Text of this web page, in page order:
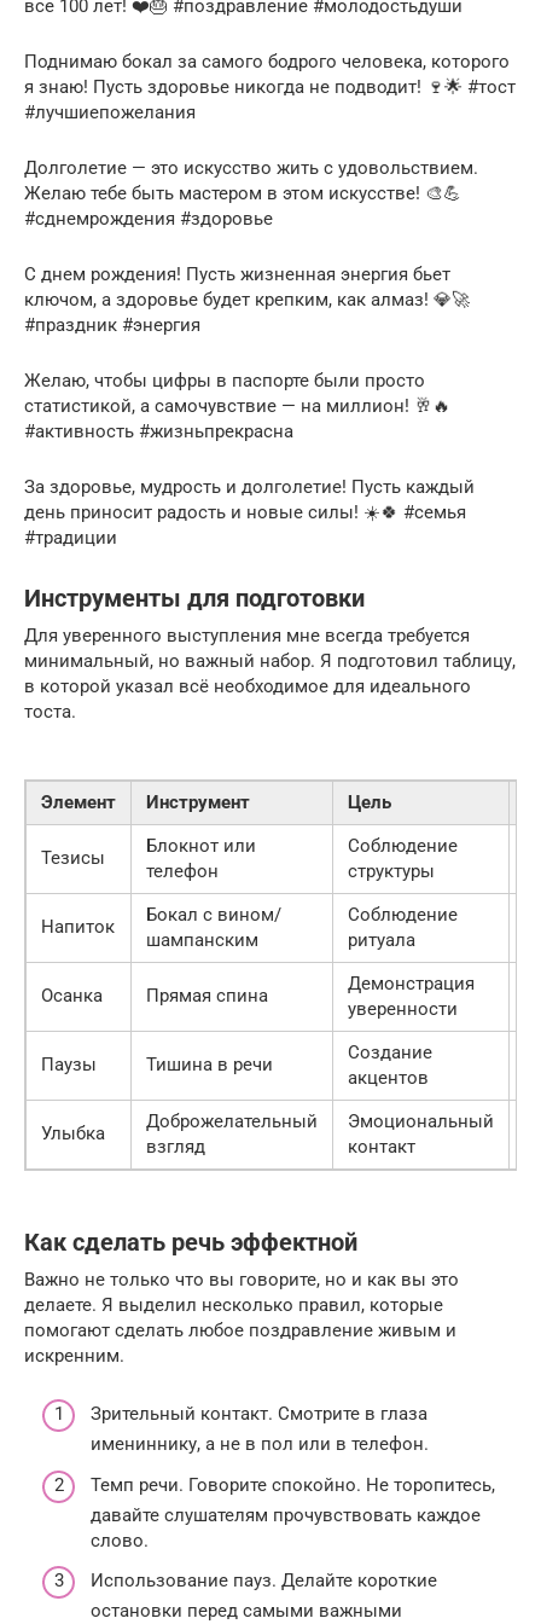
все 100 лет! ❤️🎂 #поздравление #молодостьдуши
Поднимаю бокал за самого бодрого человека, которого
я знаю! Пусть здоровье никогда не подводит! 🍷🌟 #тост
#лучшиепожелания
Долголетие — это искусство жить с удовольствием.
Желаю тебе быть мастером в этом искусстве! 🎨💪
#сднемрождения #здоровье
С днем рождения! Пусть жизненная энергия бьет
ключом, а здоровье будет крепким, как алмаз! 💎🚀
#праздник #энергия
Желаю, чтобы цифры в паспорте были просто
статистикой, а самочувствие — на миллион! 🥂🔥
#активность #жизньпрекрасна
За здоровье, мудрость и долголетие! Пусть каждый
день приносит радость и новые силы! ☀️🍀 #семья
#традиции
Инструменты для подготовки
Для уверенного выступления мне всегда требуется
минимальный, но важный набор. Я подготовил таблицу,
в которой указал всё необходимое для идеального
тоста.
Элемент Инструмент Цель
Тезисы
Блокнот или
телефон
Соблюдение
структуры
Напиток
Бокал с вином/
шампанским
Соблюдение
ритуала
Осанка Прямая спина
Демонстрация
уверенности
Паузы Тишина в речи
Создание
акцентов
Улыбка
Доброжелательный
взгляд
Эмоциональный
контакт
Как сделать речь эффектной
Важно не только что вы говорите, но и как вы это
делаете. Я выделил несколько правил, которые
помогают сделать любое поздравление живым и
искренним.
Зрительный контакт. Смотрите в глаза
имениннику, а не в пол или в телефон.
Темп речи. Говорите спокойно. Не торопитесь,
давайте слушателям прочувствовать каждое
слово.
Использование пауз. Делайте короткие
остановки перед самыми важными